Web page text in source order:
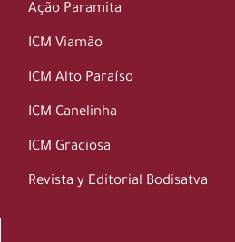
Ação Paramita
ICM Viamão
ICM Alto Paraíso
ICM Canelinha
ICM Graciosa
Revista y Editorial Bodisatva